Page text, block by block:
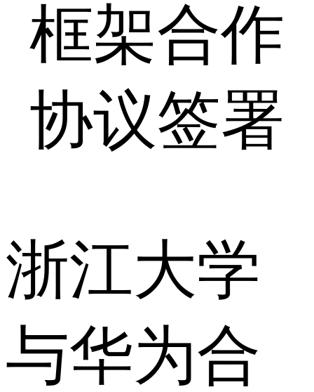
框架合作
协议签署
浙江大学
与华为合